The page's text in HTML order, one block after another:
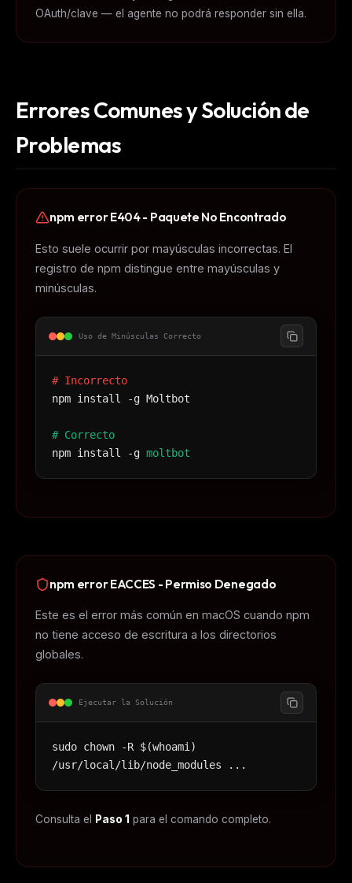
OAuth/clave — el agente no podrá responder sin ella.
Errores Comunes y Solución de
Problemas
npm error E404 - Paquete No Encontrado
Esto suele ocurrir por mayúsculas incorrectas. El
registro de npm distingue entre mayúsculas y
minúsculas.
Uso de Minúsculas Correcto
# Incorrecto
npm install -g Moltbot
# Correcto
npm install -g moltbot
npm error EACCES - Permiso Denegado
Este es el error más común en macOS cuando npm
no tiene acceso de escritura a los directorios
globales.
Ejecutar la Solución
sudo chown -R $(whoami)
/usr/local/lib/node_modules ...
Consulta el Paso 1 para el comando completo.